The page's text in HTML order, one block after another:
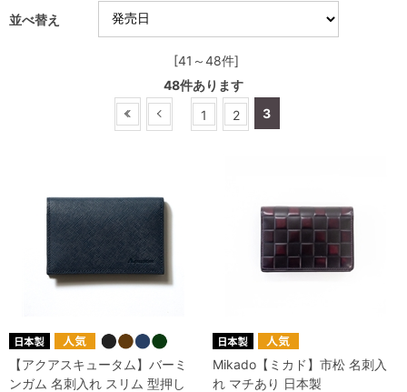
並べ替え
[41～48件]
48件あります
1
2 3
【アクアスキュータム】バーミ
ンガム 名刺入れ スリム 型押し
Mikado【ミカド】市松 名刺入
れ マチあり 日本製